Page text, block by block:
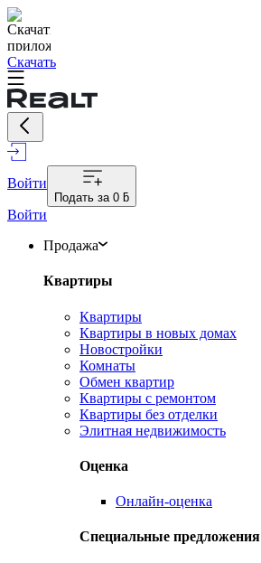
Скачать
Войти
Подать за 0 ƃ
Войти
Продажа
Квартиры
Квартиры
Квартиры в новых домах
Новостройки
Комнаты
Обмен квартир
Квартиры с ремонтом
Квартиры без отделки
Элитная недвижимость
Оценка
Онлайн-оценка
Специальные предложения